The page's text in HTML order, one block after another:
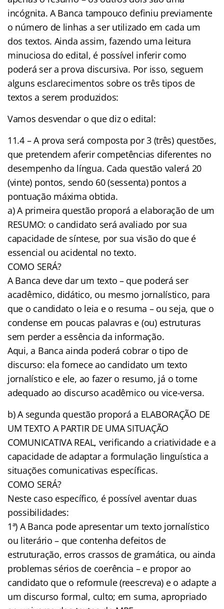
incógnita. A Banca tampouco definiu previamente
o número de linhas a ser utilizado em cada um
dos textos. Ainda assim, fazendo uma leitura
minuciosa do edital, é possível inferir como
poderá ser a prova discursiva. Por isso, seguem
alguns esclarecimentos sobre os três tipos de
textos a serem produzidos:
Vamos desvendar o que diz o edital:
11.4 – A prova será composta por 3 (três) questões,
que pretendem aferir competências diferentes no
desempenho da língua. Cada questão valerá 20
(vinte) pontos, sendo 60 (sessenta) pontos a
pontuação máxima obtida.
a) A primeira questão proporá a elaboração de um
RESUMO: o candidato será avaliado por sua
capacidade de síntese, por sua visão do que é
essencial ou acidental no texto.
COMO SERÁ?
A Banca deve dar um texto – que poderá ser
acadêmico, didático, ou mesmo jornalístico, para
que o candidato o leia e o resuma – ou seja, que o
condense em poucas palavras e (ou) estruturas
sem perder a essência da informação.
Aqui, a Banca ainda poderá cobrar o tipo de
discurso: ela fornece ao candidato um texto
jornalístico e ele, ao fazer o resumo, já o torne
adequado ao discurso acadêmico ou vice-versa.
b) A segunda questão proporá a ELABORAÇÃO DE
UM TEXTO A PARTIR DE UMA SITUAÇÃO
COMUNICATIVA REAL, verificando a criatividade e a
capacidade de adaptar a formulação linguística a
situações comunicativas específicas.
COMO SERÁ?
Neste caso específico, é possível aventar duas
possibilidades:
1ª) A Banca pode apresentar um texto jornalístico
ou literário – que contenha defeitos de
estruturação, erros crassos de gramática, ou ainda
problemas sérios de coerência – e propor ao
candidato que o reformule (reescreva) e o adapte a
um discurso formal, culto; em suma, apropriado